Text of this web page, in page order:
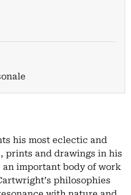
his most eclectic and
prints and drawings in his
an important body of work
philosophies